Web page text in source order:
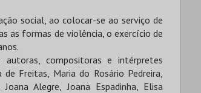
social, ao colocar-se ao serviço de
as formas de violência, o exercício de
compositoras e intérpretes
Freitas, Maria do Rosário Pedreira,
Alegre, Joana Espadinha, Elisa